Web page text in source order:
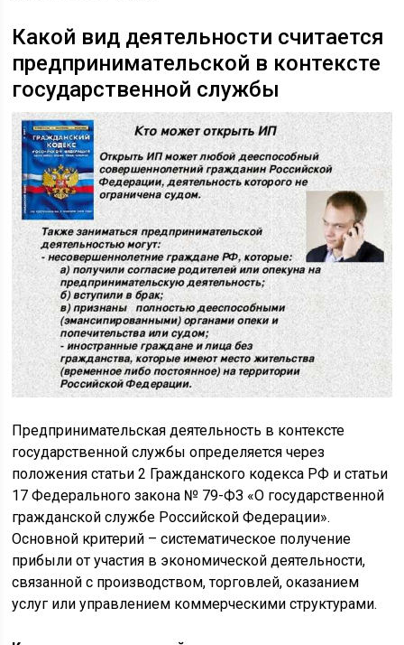
Какой вид деятельности считается
предпринимательской в контексте
государственной службы
Предпринимательская деятельность в контексте
государственной службы определяется через
положения статьи 2 Гражданского кодекса РФ и статьи
17 Федерального закона № 79-ФЗ «О государственной
гражданской службе Российской Федерации».
Основной критерий – систематическое получение
прибыли от участия в экономической деятельности,
связанной с производством, торговлей, оказанием
услуг или управлением коммерческими структурами.